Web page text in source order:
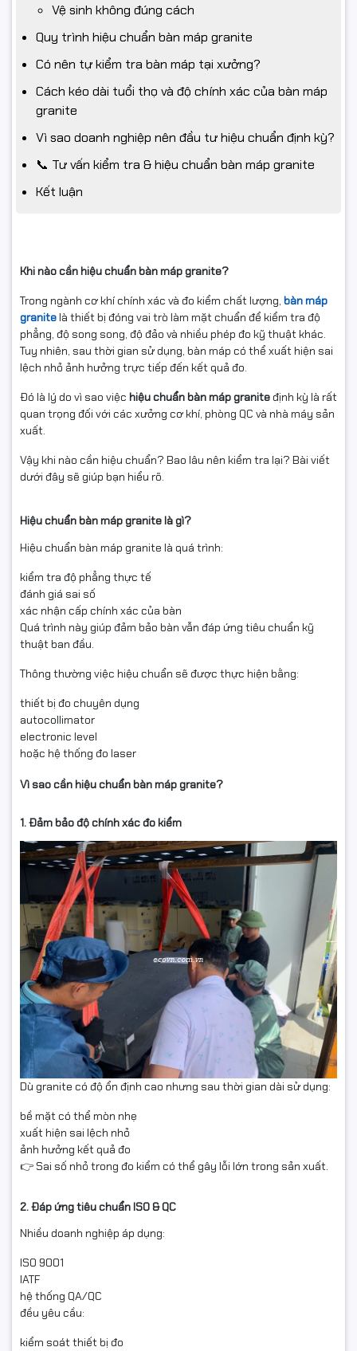
Vệ sinh không đúng cách
Quy trình hiệu chuẩn bàn máp granite
Có nên tự kiểm tra bàn máp tại xưởng?
Cách kéo dài tuổi thọ và độ chính xác của bàn máp
granite
Vì sao doanh nghiệp nên đầu tư hiệu chuẩn định kỳ?
📞 Tư vấn kiểm tra & hiệu chuẩn bàn máp granite
Kết luận
Khi nào cần hiệu chuẩn bàn máp granite?
Trong ngành cơ khí chính xác và đo kiểm chất lượng, bàn máp
granitelà thiết bị đóng vai trò làm mặt chuẩn để kiểm tra độ
phẳng, độ song song, độ đảo và nhiều phép đo kỹ thuật khác.
Tuy nhiên, sau thời gian sử dụng, bàn máp có thể xuất hiện sai
lệch nhỏ ảnh hưởng trực tiếp đến kết quả đo.
Đó là lý do vì sao việc hiệu chuẩn bàn máp graniteđịnh kỳ là rất
quan trọng đối với các xưởng cơ khí, phòng QC và nhà máy sản
xuất.
Vậy khi nào cần hiệu chuẩn? Bao lâu nên kiểm tra lại? Bài viết
dưới đây sẽ giúp bạn hiểu rõ.
Hiệu chuẩn bàn máp granite là gì?
Hiệu chuẩn bàn máp granite là quá trình:
kiểm tra độ phẳng thực tế
đánh giá sai số
xác nhận cấp chính xác của bàn
Quá trình này giúp đảm bảo bàn vẫn đáp ứng tiêu chuẩn kỹ
thuật ban đầu.
Thông thường việc hiệu chuẩn sẽ được thực hiện bằng:
thiết bị đo chuyên dụng
autocollimator
electronic level
hoặc hệ thống đo laser
Vì sao cần hiệu chuẩn bàn máp granite?
1. Đảm bảo độ chính xác đo kiểm
Dù granite có độ ổn định cao nhưng sau thời gian dài sử dụng:
bề mặt có thể mòn nhẹ
xuất hiện sai lệch nhỏ
ảnh hưởng kết quả đo
👉 Sai số nhỏ trong đo kiểm có thể gây lỗi lớn trong sản xuất.
2. Đáp ứng tiêu chuẩn ISO & QC
Nhiều doanh nghiệp áp dụng:
ISO 9001
IATF
hệ thống QA/QC
đều yêu cầu:
kiểm soát thiết bị đo